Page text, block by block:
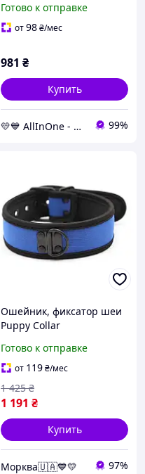
Готово к отправке
от98₴/мес
981 ₴
Купить
💛💙 AllInOne - находи все необходимое в одном магазине! 99%
Ошейник, фиксатор шеи
Puppy Collar
Готово к отправке
от 119₴/мес
1 191 ₴
1 425 ₴
Купить
Морква🇺🇦💙💛 97%